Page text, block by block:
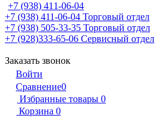
+7 (938) 411-06-04
+7 (938) 411-06-04 Торговый отдел
+7 (938) 505-33-35 Торговый отдел
+7 (928)333-65-06 Сервисный отдел
Заказать звонок
Войти
Сравнение0
Избранные товары 0
Корзина 0